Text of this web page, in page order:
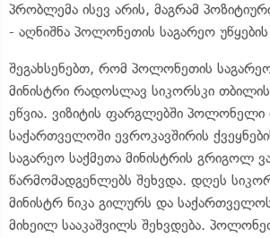
პრობლემა ისევ არის, მაგრამ
- აღნიშნა პოლონეთის საგარეო
შეგახსენებთ, რომ პოლონეთის
მინისტრი რადოსლავ სიკორსკი
ეწვია. ვიზიტის ფარგლებში
საქართველოში ევროკავშირის
საგარეო საქმეთა მინისტრის გრიგოლ
წარმომადგენლებს შეხვდა. დღეს
მინისტრ ნიკა გილურს და
მიხეილ სააკაშვილს შეხვდება.